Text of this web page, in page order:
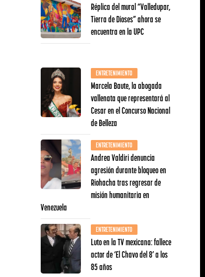
Réplica del mural “Valledupar,
Tierra de Dioses” ahora se
encuentra en la UPC
ENTRETENIMIENTO
Marcela Baute, la abogada
vallenata que representará al
Cesar en el Concurso Nacional
de Belleza
ENTRETENIMIENTO
Andrea Valdiri denuncia
agresión durante bloqueo en
Riohacha tras regresar de
misión humanitaria en
Venezuela
ENTRETENIMIENTO
Luto en la TV mexicana: fallece
actor de ‘El Chavo del 8’ a los
85 años